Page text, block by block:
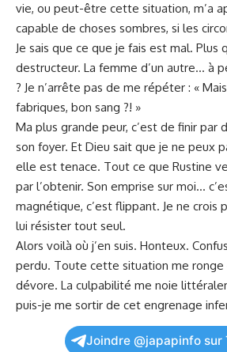
vie, ou peut-être cette situation, m’a
capable de choses sombres, si les
Je sais que ce que je fais est mal. Plus
destructeur. La femme d’un autre… à
? Je n’arrête pas de me répéter : «
fabriques, bon sang ?! »
Ma plus grande peur, c’est de finir par
son foyer. Et Dieu sait que je ne peux
elle est tenace. Tout ce que Rustine
par l’obtenir. Son emprise sur moi…
magnétique, c’est flippant. Je ne crois
lui résister tout seul.
Alors voilà où j’en suis. Honteux.
perdu. Toute cette situation me ronge
dévore. La culpabilité me noie
puis-je me sortir de cet engrenage
Joindre @japapinfo sur